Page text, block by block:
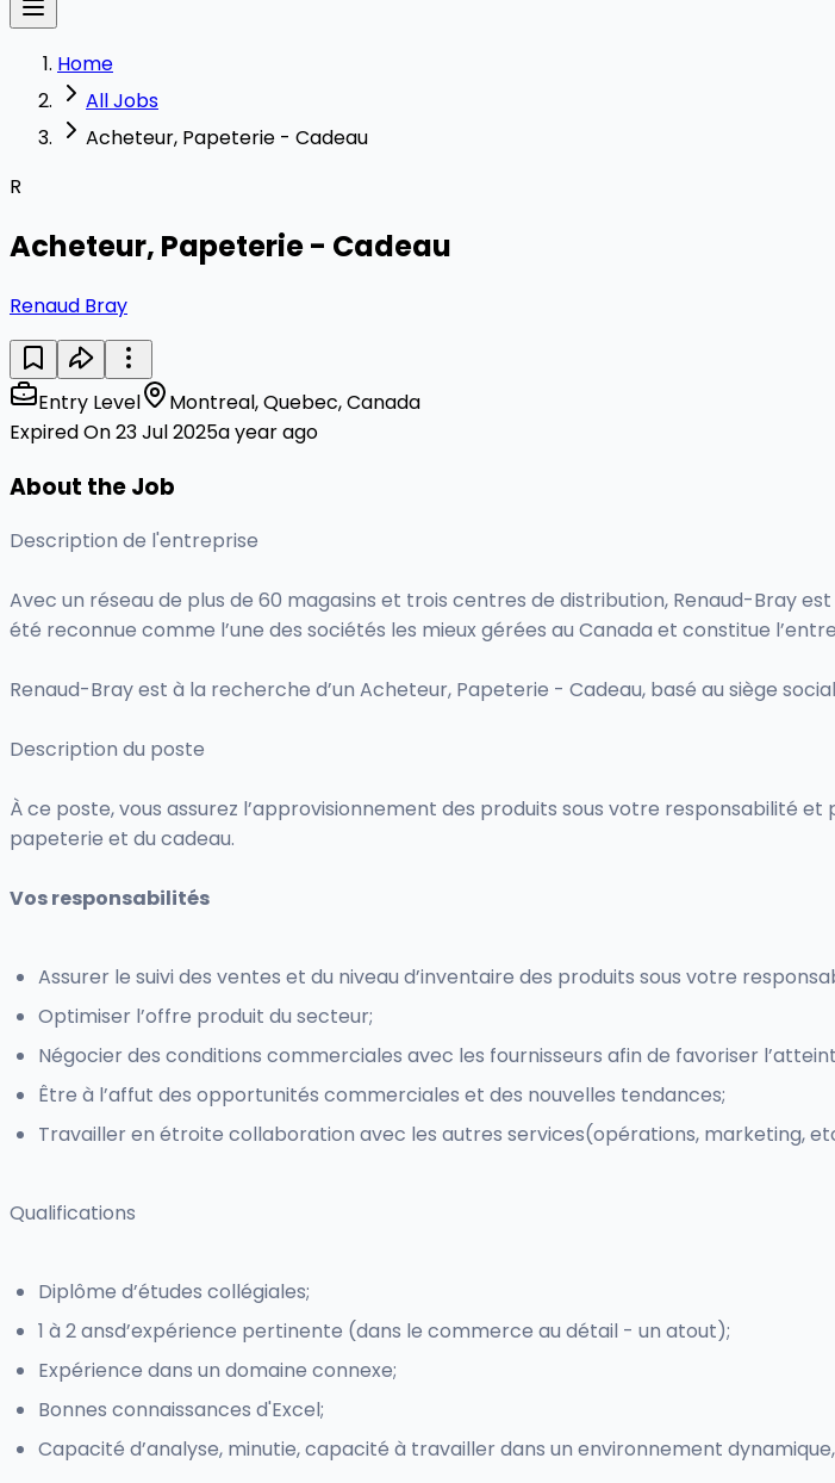
Home
All Jobs
Acheteur, Papeterie - Cadeau
R
Acheteur, Papeterie - Cadeau
Renaud Bray
Entry Level
Montreal, Quebec, Canada
Expired On 23 Jul 2025a year ago
About the Job
Description de l'entreprise
Avec un réseau de plus de 60 magasins et trois centres de distribution, Renaud-Bray
été reconnue comme l’une des sociétés les mieux gérées au Canada et constitue
Renaud-Bray est à la recherche d’un Acheteur, Papeterie - Cadeau, basé au siège
Description du poste
À ce poste, vous assurez l’approvisionnement des produits sous votre responsabilité
papeterie et du cadeau.
Vos responsabilités
Assurer le suivi des ventes et du niveau d’inventaire des produits sous votre
Optimiser l’offre produit du secteur;
Négocier des conditions commerciales avec les fournisseurs afin de favoriser
Être à l’affut des opportunités commerciales et des nouvelles tendances;
Travailler en étroite collaboration avec les autres services(opérations, marketing,
Qualifications
Diplôme d’études collégiales;
1 à 2 ansd’expérience pertinente (dans le commerce au détail - un atout);
Expérience dans un domaine connexe;
Bonnes connaissances d'Excel;
Capacité d’analyse, minutie, capacité à travailler dans un environnement